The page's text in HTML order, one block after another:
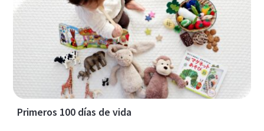
Primeros 100 días de vida